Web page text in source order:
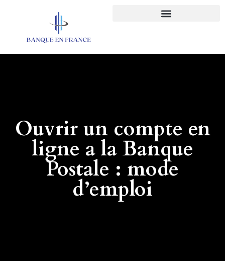
Ouvrir un compte en
ligne a la Banque
Postale : mode
d’emploi